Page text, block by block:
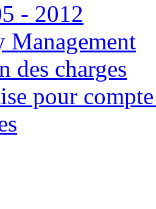
- 2012
Management
des charges
pour